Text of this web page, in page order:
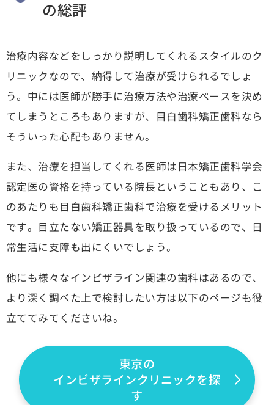
の総評
治療内容などをしっかり説明してくれるスタイルのク
リニックなので、納得して治療が受けられるでしょ
う。中には医師が勝手に治療方法や治療ペースを決め
てしまうところもありますが、目白歯科矯正歯科なら
そういった心配もありません。
また、治療を担当してくれる医師は日本矯正歯科学会
認定医の資格を持っている院長ということもあり、こ
のあたりも目白歯科矯正歯科で治療を受けるメリット
です。目立たない矯正器具を取り扱っているので、日
常生活に支障も出にくいでしょう。
他にも様々なインビザライン関連の歯科はあるので、
より深く調べた上で検討したい方は以下のページも役
立ててみてくださいね。
東京の
インビザラインクリニックを探
す